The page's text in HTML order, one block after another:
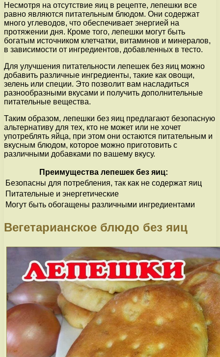
Несмотря на отсутствие яиц в рецепте, лепешки все
равно являются питательным блюдом. Они содержат
много углеводов, что обеспечивает энергией на
протяжении дня. Кроме того, лепешки могут быть
богатым источником клетчатки, витаминов и минералов,
в зависимости от ингредиентов, добавленных в тесто.
Для улучшения питательности лепешек без яиц можно
добавить различные ингредиенты, такие как овощи,
зелень или специи. Это позволит вам насладиться
разнообразными вкусами и получить дополнительные
питательные вещества.
Таким образом, лепешки без яиц предлагают безопасную
альтернативу для тех, кто не может или не хочет
употреблять яйца, при этом они остаются питательным и
вкусным блюдом, которое можно приготовить с
различными добавками по вашему вкусу.
Преимущества лепешек без яиц:
Безопасны для потребления, так как не содержат яиц
Питательные и энергетические
Могут быть обогащены различными ингредиентами
Вегетарианское блюдо без яиц